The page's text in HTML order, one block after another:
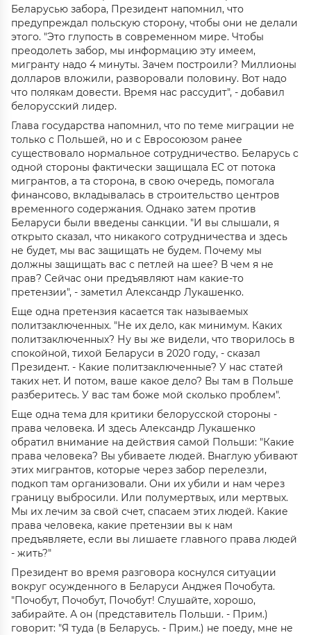
Беларусью забора, Президент напомнил, что
предупреждал польскую сторону, чтобы они не делали
этого. "Это глупость в современном мире. Чтобы
преодолеть забор, мы информацию эту имеем,
мигранту надо 4 минуты. Зачем построили? Миллионы
долларов вложили, разворовали половину. Вот надо
что полякам довести. Время нас рассудит", - добавил
белорусский лидер.
Глава государства напомнил, что по теме миграции не
только с Польшей, но и с Евросоюзом ранее
существовало нормальное сотрудничество. Беларусь с
одной стороны фактически защищала ЕС от потока
мигрантов, а та сторона, в свою очередь, помогала
финансово, вкладывалась в строительство центров
временного содержания. Однако затем против
Беларуси были введены санкции. "И вы слышали, я
открыто сказал, что никакого сотрудничества и здесь
не будет, мы вас защищать не будем. Почему мы
должны защищать вас с петлей на шее? В чем я не
прав? Сейчас они предъявляют нам какие-то
претензии", - заметил Александр Лукашенко.
Еще одна претензия касается так называемых
политзаключенных. "Не их дело, как минимум. Каких
политзаключенных? Ну вы же видели, что творилось в
спокойной, тихой Беларуси в 2020 году, - сказал
Президент. - Какие политзаключенные? У нас статей
таких нет. И потом, ваше какое дело? Вы там в Польше
разберитесь. У вас там боже мой сколько проблем".
Еще одна тема для критики белорусской стороны -
права человека. И здесь Александр Лукашенко
обратил внимание на действия самой Польши: "Какие
права человека? Вы убиваете людей. Внаглую убивают
этих мигрантов, которые через забор перелезли,
подкоп там организовали. Они их убили и нам через
границу выбросили. Или полумертвых, или мертвых.
Мы их лечим за свой счет, спасаем этих людей. Какие
права человека, какие претензии вы к нам
предъявляете, если вы лишаете главного права людей
- жить?"
Президент во время разговора коснулся ситуации
вокруг осужденного в Беларуси Анджея Почобута.
"Почобут, Почобут, Почобут! Слушайте, хорошо,
забирайте. А он (представитель Польши. - Прим.)
говорит: "Я туда (в Беларусь. - Прим.) не поеду, мне не